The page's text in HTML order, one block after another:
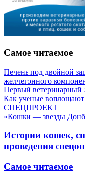
Самое читаемое
Печень под двойной
желчегонного
Первый ветеринарный
Как ученые воплощают
СПЕЦПРОЕКТ
«Кошки — звезды
Истории кошек,
проведения
Самое читаемое